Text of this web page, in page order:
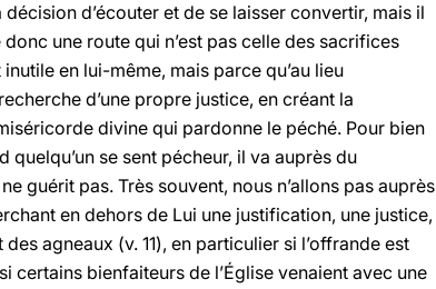
d’écouter et de se laisser convertir, mais il
une route qui n’est pas celle des sacrifices
en lui-même, mais parce qu’au lieu
d’une propre justice, en créant la
divine qui pardonne le péché. Pour bien
se sent pécheur, il va auprès du
guérit pas. Très souvent, nous n’allons pas auprès
en dehors de Lui une justification, une justice,
agneaux (v. 11), en particulier si l’offrande est
certains bienfaiteurs de l’Église venaient avec une